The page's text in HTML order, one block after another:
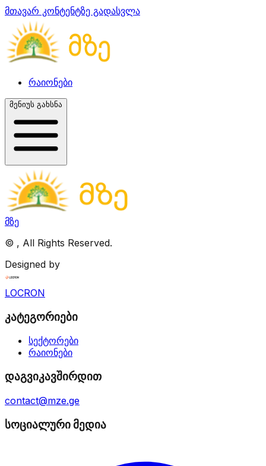
მთავარ კონტენტზე გადასვლა
რაიონები
მენიუს გახსნა
მზე
© , All Rights Reserved.
Designed by
LOCRON
კატეგორიები
სექტორები
რაიონები
დაგვიკავშირდით
contact@mze.ge
სოციალური მედია